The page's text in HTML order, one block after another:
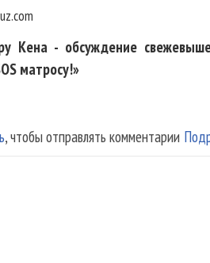
Кена - обсуждение
матросу!»
, чтобы отправлять комментарии